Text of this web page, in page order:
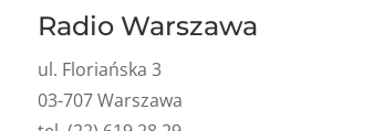
Radio Warszawa
ul. Floriańska 3
03-707 Warszawa